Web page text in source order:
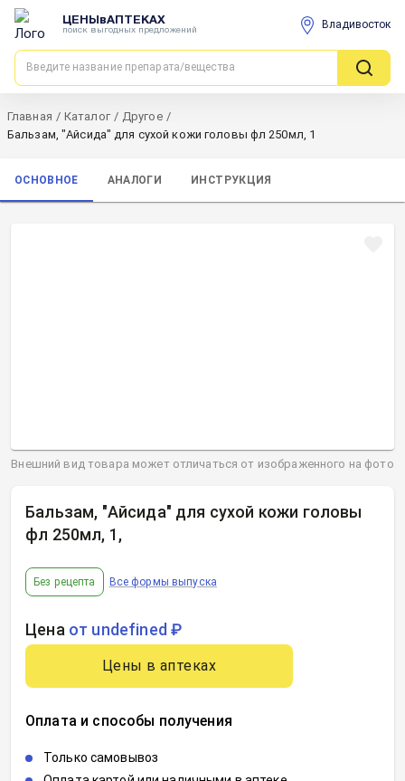
ЦЕНЫвАПТЕКАХ
поиск выгодных предложений Владивосток
Главная / Каталог / Другое /
Бальзам, "Айсида" для сухой кожи головы фл 250мл, 1
ОСНОВНОЕ АНАЛОГИ ИНСТРУКЦИЯ
Бальзам, "Айсида" для сухой кожи головы
фл 250мл, 1 ,
Без рецепта Все формы выпуска
Цена от undefined ₽
Цены в аптеках
Оплата и способы получения
Только самовывоз
Внешний вид товара может отличаться от изображенного на фото